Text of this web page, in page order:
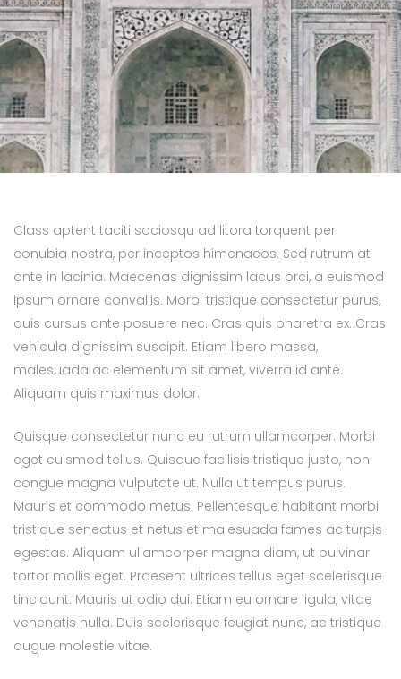
Class aptent taciti sociosqu ad litora torquent per
conubia nostra, per inceptos himenaeos. Sed rutrum at
ante in lacinia. Maecenas dignissim lacus orci, a euismod
ipsum ornare convallis. Morbi tristique consectetur purus,
quis cursus ante posuere nec. Cras quis pharetra ex. Cras
vehicula dignissim suscipit. Etiam libero massa,
malesuada ac elementum sit amet, viverra id ante.
Aliquam quis maximus dolor.
Quisque consectetur nunc eu rutrum ullamcorper. Morbi
eget euismod tellus. Quisque facilisis tristique justo, non
congue magna vulputate ut. Nulla ut tempus purus.
Mauris et commodo metus. Pellentesque habitant morbi
tristique senectus et netus et malesuada fames ac turpis
egestas. Aliquam ullamcorper magna diam, ut pulvinar
tortor mollis eget. Praesent ultrices tellus eget scelerisque
tincidunt. Mauris ut odio dui. Etiam eu ornare ligula, vitae
venenatis nulla. Duis scelerisque feugiat nunc, ac tristique
augue molestie vitae.